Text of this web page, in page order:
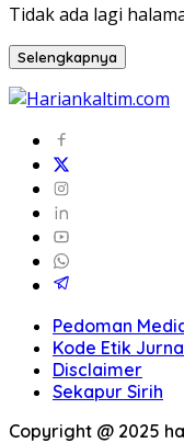
Tidak ada lagi
Selengkapnya
Pedoman
Kode Etik
Disclaimer
Sekapur Sirih
Copyright @ 2025